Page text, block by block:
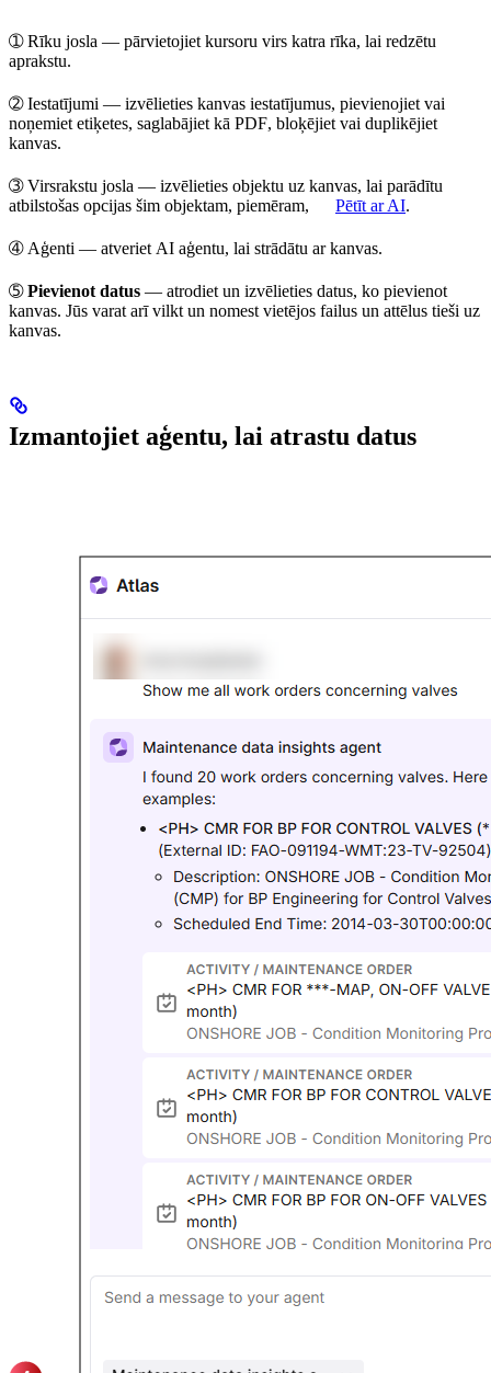
➀Rīku josla — pārvietojiet kursoru virs katra rīka, lai redzētu
aprakstu.
➁Iestatījumi — izvēlieties kanvas iestatījumus, pievienojiet vai
noņemiet etiķetes, saglabājiet kā PDF, bloķējiet vai duplikējiet
kanvas.
➂Virsrakstu josla — izvēlieties objektu uz kanvas, lai parādītu
atbilstošas opcijas šim objektam, piemēram, Pētīt ar AI.
➃ Aģenti — atveriet AI aģentu, lai strādātu ar kanvas.
➄Pievienot datus — atrodiet un izvēlieties datus, ko pievienot
kanvas. Jūs varat arīvilkt un nomest vietējos failus un attēlus tieši uz
kanvas.
Izmantojiet aģentu, lai atrastu datus